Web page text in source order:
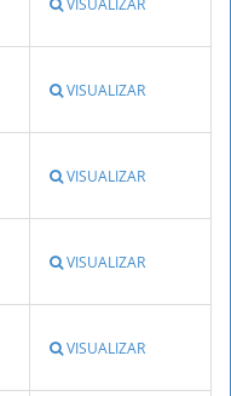
VISUALIZAR
VISUALIZAR
VISUALIZAR
VISUALIZAR